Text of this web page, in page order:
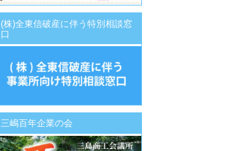
(株)全東信破産に伴う特別相談窓
口
三嶋百年企業の会